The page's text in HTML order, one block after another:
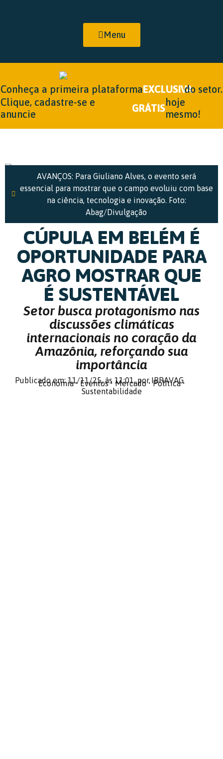
Menu
Conheça a primeira plataformaEXCLUSIVAdo setor.
Clique, cadastre-se e
anuncie
GRÁTIS
hoje
mesmo!
AVANÇOS: Para Giuliano Alves, o evento será
essencial para mostrar que o campo evoluiu com base
na ciência, tecnologia e inovação. Foto:
Abag/Divulgação
CÚPULA EM BELÉM É
OPORTUNIDADE PARA
AGRO MOSTRAR QUE
É SUSTENTÁVEL
Setor busca protagonismo nas
discussões climáticas
internacionais no coração da
Amazônia, reforçando sua
importância
Publicado em: 11/11/25,às 11:01,por IBRAVAG
Economia•Eventos• Mercado•Política•
Sustentabilidade